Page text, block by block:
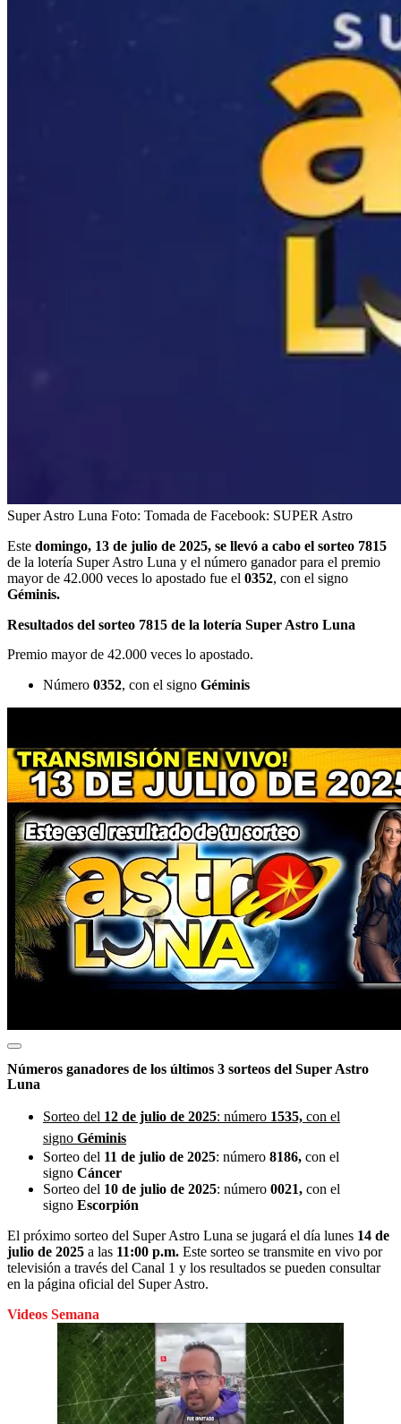
Super Astro Luna Foto: Tomada de Facebook: SUPER Astro
Este domingo, 13 de julio de 2025, se llevó a cabo el sorteo 7815
de la lotería Super Astro Luna y el número ganador para el premio
mayor de 42.000 veces lo apostado fue el 0352, con el signo
Géminis.
Resultados del sorteo 7815 de la lotería Super Astro Luna
Premio mayor de 42.000 veces lo apostado.
Número 0352, con el signo Géminis
Números ganadores de los últimos 3 sorteos del Super Astro
Luna
Sorteo del 12 de julio de 2025: número 1535, con el
signo Géminis
Sorteo del 11 de julio de 2025: número 8186, con el
signo Cáncer
Sorteo del 10 de julio de 2025: número 0021, con el
signo Escorpión
El próximo sorteo del Super Astro Luna se jugará el día lunes 14 de
julio de 2025 a las 11:00 p.m. Este sorteo se transmite en vivo por
televisión a través del Canal 1 y los resultados se pueden consultar
en la página oficial del Super Astro.
Videos Semana